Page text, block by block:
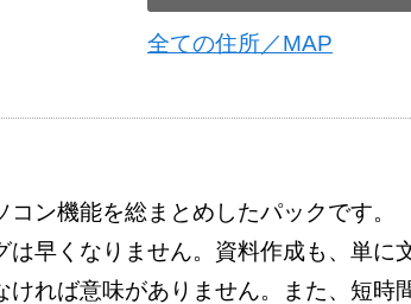
全ての住所／MAP
ン機能を総まとめしたパックです。
早くなりません。資料作成も、単に
れば意味がありません。また、短時